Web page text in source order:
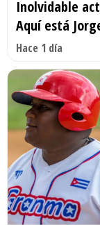
Inolvidable
Aquí está
Hace 1 día